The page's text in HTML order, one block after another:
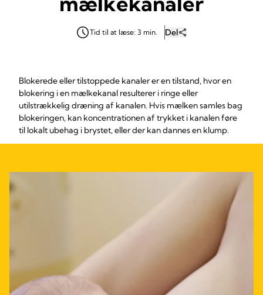
Tid til at læse: 3 min. Del
Blokerede eller tilstoppede kanaler er en tilstand, hvor en
blokering i en mælkekanal resulterer i ringe eller
utilstrækkelig dræning af kanalen. Hvis mælken samles bag
blokeringen, kan koncentrationen af trykket i kanalen føre
til lokalt ubehag i brystet, eller der kan dannes en klump.